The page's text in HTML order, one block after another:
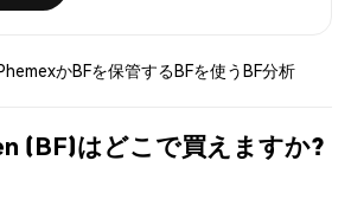
かBFを保管するBFを使うBF分析
(BF)はどこで買えますか?